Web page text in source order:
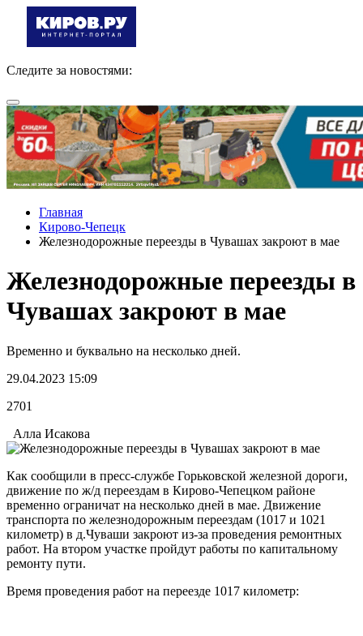
Следите за новостями:
Главная
Кирово-Чепецк
Железнодорожные переезды в Чувашах закроют в мае
Железнодорожные переезды в
Чувашах закроют в мае
Временно и буквально на несколько дней.
29.04.2023 15:09
2701
Алла Исакова
Как сообщили в пресс-службе Горьковской железной дороги,
движение по ж/д переездам в Кирово-Чепецком районе
временно ограничат на несколько дней в мае. Движение
транспорта по железнодорожным переездам (1017 и 1021
километр) в д.Чуваши закроют из-за проведения ремонтных
работ. На втором участке пройдут работы по капитальному
ремонту пути.
Время проведения работ на переезде 1017 километр: